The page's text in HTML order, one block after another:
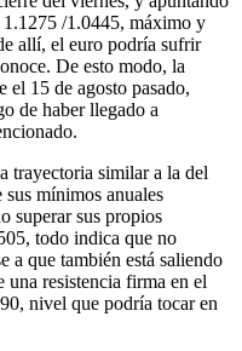
1.1275 /1.0445, máximo y
allí, el euro podría sufrir
De esto modo, la
el 15 de agosto pasado,
de haber llegado a
trayectoria similar a la del
sus mínimos anuales
superar sus propios
todo indica que no
a que también está saliendo
una resistencia firma en el
nivel que podría tocar en